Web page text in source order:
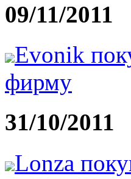
09/11/2011
Evonik
фирму
31/10/2011
Lonza